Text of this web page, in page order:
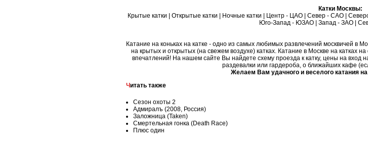
Катки Москвы:
Крытые катки
Открытые катки Ночные катки Центр - ЦАО| Север - САО|
Юго-Запад - ЮЗАО
Запад - ЗАО
Катание на коньках на катке - одно из самых любимых развлечений москвичей в
на крытых и открытых (на свежем воздухе) катках. Катание в Москве на катках
впечатлений! На нашем сайте Вы найдете схему проезда к катку, цены на вход
раздевалки или гардероба, о ближайших кафе
Желаем Вам удачного и веселого катания
Читать также
Сезон охоты 2
Адмиралъ (2008, Россия)
Заложница (Taken)
Смертельная гонка (Death Race)
Плюс один